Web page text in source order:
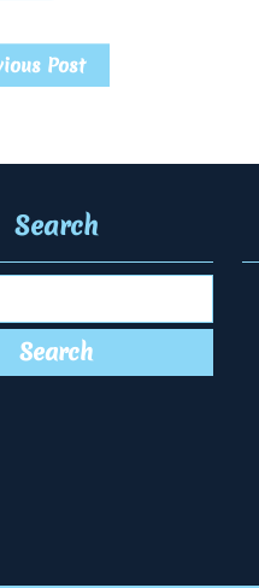
PostPrevious
Post
Search